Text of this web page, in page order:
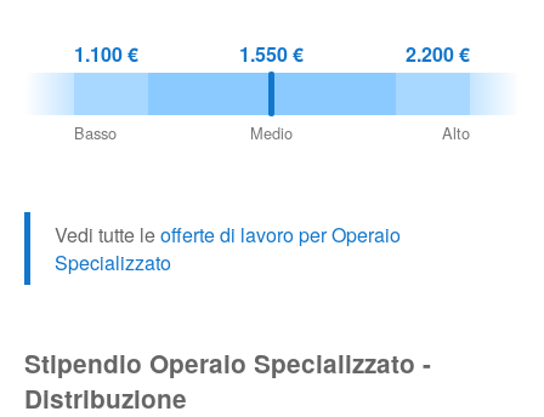
1.100 €
Basso
1.550 €
Medio
2.200 €
Alto
Vedi tutte leofferte di lavoro per Operaio
Specializzato
Stipendio Operaio Specializzato -
Distribuzione